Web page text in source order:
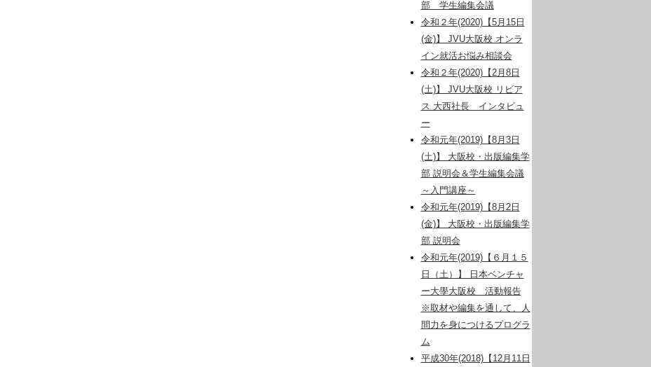
部 学生編集会議
令和２年(2020)【5月15日
(金)】 JVU大阪校 オンラ
イン就活お悩み相談会
令和２年(2020)【2月8日
(土)】 JVU大阪校 リビア
ス 大西社長 インタビュ
ー
令和元年(2019)【8月3日
(土)】 大阪校・出版編集学
部 説明会＆学生編集会議
～入門講座～
令和元年(2019)【8月2日
(金)】 大阪校・出版編集学
部 説明会
令和元年(2019)【６月１５
日（土）】 日本ベンチャ
ー大學大阪校 活動報告
※取材や編集を通して、人
間力を身につけるプログラ
ム
平成30年(2018)【12月11日